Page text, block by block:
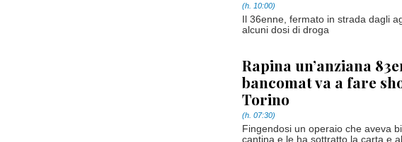
(h. 10:00)
Il 36enne, fermato in strada dagli
alcuni dosi di droga
Rapina un’anziana
bancomat va a fare
Torino
(h. 07:30)
Fingendosi un operaio che aveva
cantina e le ha sottratto la carta e